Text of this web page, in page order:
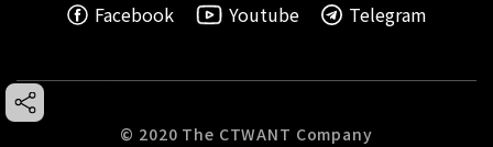
Facebook
Youtube Telegram
© 2020 The CTWANT Company